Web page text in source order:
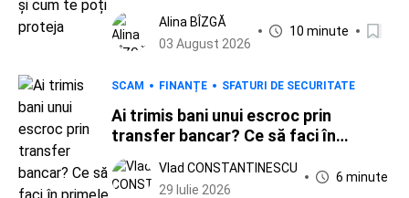
Alina BÎZGĂ
03 August 2026
10 minute
SCAM FINANȚE SFATURI DE SECURITATE
Ai trimis bani unui escroc prin
transfer bancar? Ce să faci în
primele 24 de ore
Vlad CONSTANTINESCU
29 Iulie 2026
6 minute